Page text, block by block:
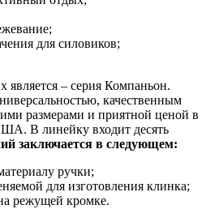
для силовиков;
– серия Компаньон.
качественным
размерами и приятной ценой в
В линейку входит десять
заключается в следующем:
ручки;
для изготовления клинка;
режущей кромке.